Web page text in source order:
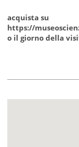
acquista su
https://
o il giorno della